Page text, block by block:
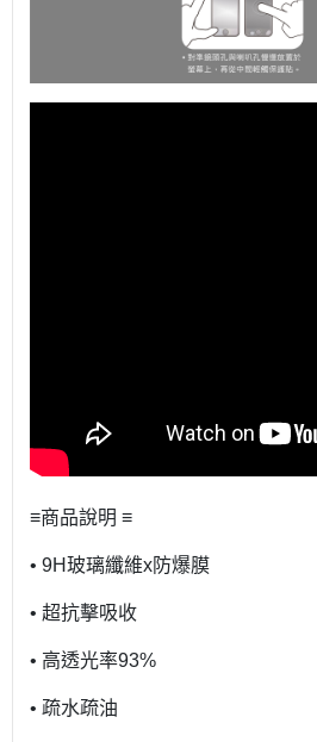
≡商品說明 ≡
• 9H玻璃纖維x防爆膜
• 超抗擊吸收
• 高透光率93%
• 疏水疏油